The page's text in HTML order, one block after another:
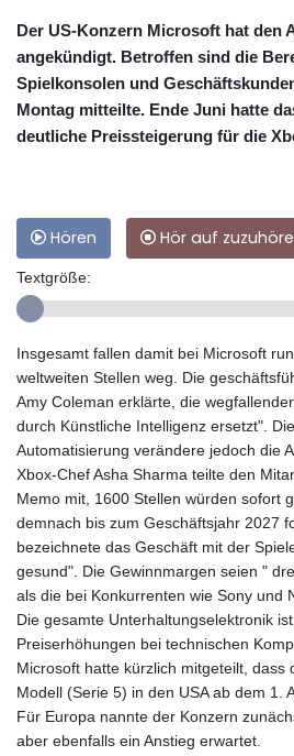
Der US-Konzern Microsoft hat den
angekündigt. Betroffen sind die
Spielkonsolen und
Montag mitteilte. Ende Juni hatte
deutliche Preissteigerung für die
Hören Hör auf
Textgröße:
Insgesamt fallen damit bei Microsoft
weltweiten Stellen weg. Die
Amy Coleman erklärte, die
durch Künstliche Intelligenz ersetzt".
Automatisierung verändere jedoch die
Xbox-Chef Asha Sharma teilte den
Memo mit, 1600 Stellen würden sofort
demnach bis zum Geschäftsjahr 2027
bezeichnete das Geschäft mit der
gesund". Die Gewinnmargen seien "
als die bei Konkurrenten wie Sony und
Die gesamte Unterhaltungselektronik
Preiserhöhungen bei technischen
Microsoft hatte kürzlich mitgeteilt, dass
Modell (Serie 5) in den USA ab dem 1.
Für Europa nannte der Konzern
aber ebenfalls ein Anstieg erwartet.